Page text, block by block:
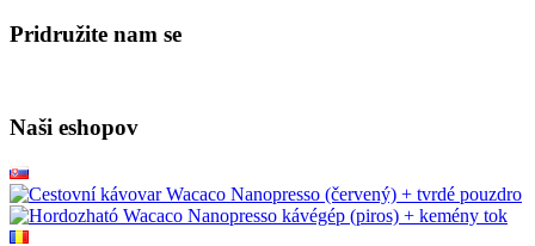
Pridružite nam se
Naši eshopov